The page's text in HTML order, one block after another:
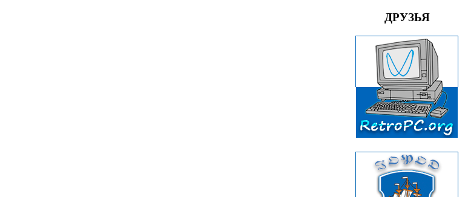
ДРУЗЬЯ